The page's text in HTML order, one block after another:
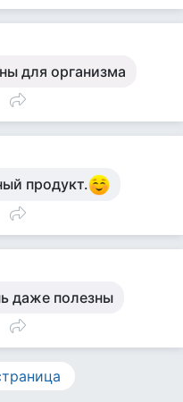
для организма
продукт.
даже полезны